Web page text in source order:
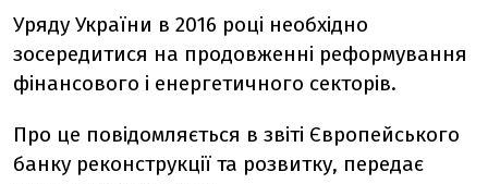
Уряду України в 2016 році необхідно
зосередитися на продовженні реформування
фінансового і енергетичного секторів.
Про це повідомляється в звіті Європейського
банку реконструкції та розвитку, передає